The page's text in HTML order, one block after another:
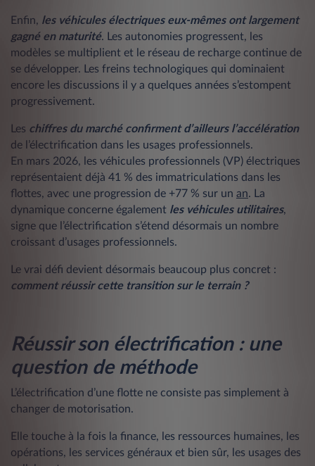
Enfin, les véhicules électriques eux-mêmes ont largement
gagné en maturité. Les autonomies progressent, les
modèles se multiplient et le réseau de recharge continue de
se développer. Les freins technologiques qui dominaient
encore les discussions il y a quelques années s’estompent
progressivement.
Les chiffres du marché confirment d’ailleurs l’accélération
de l’électrification dans les usages professionnels.
En mars 2026, les véhicules professionnels (VP) électriques
représentaient déjà 41 % des immatriculations dans les
flottes, avec une progression de +77 % sur un an. La
dynamique concerne également les véhicules utilitaires,
signe que l’électrification s’étend désormais un nombre
croissant d’usages professionnels.
Le vrai défi devient désormais beaucoup plus concret :
comment réussir cette transition sur le terrain ?
Réussir son électrification : une
question de méthode
L’électrification d’une flotte ne consiste pas simplement à
changer de motorisation.
Elle touche à la fois la finance, les ressources humaines, les
opérations, les services généraux et bien sûr, les usages des